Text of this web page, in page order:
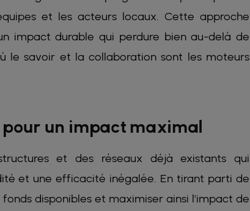
et les acteurs locaux. Cette approche
impact durable qui perdure bien au-delà de
le savoir et la collaboration sont les moteurs
pour un impact maximal
et des réseaux déjà existants qui
et une efficacité inégalée. En tirant parti de
disponibles et maximiser ainsi l'impact de